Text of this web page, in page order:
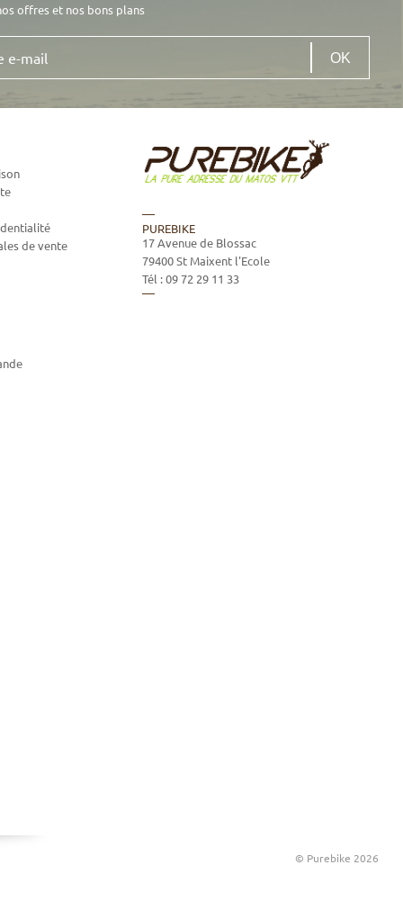
offres et nos bons plans
de vente
PUREBIKE
17 Avenue de Blossac
79400St Maixent l'Ecole
Tél :09 72 29 11 33
© Purebike 2026